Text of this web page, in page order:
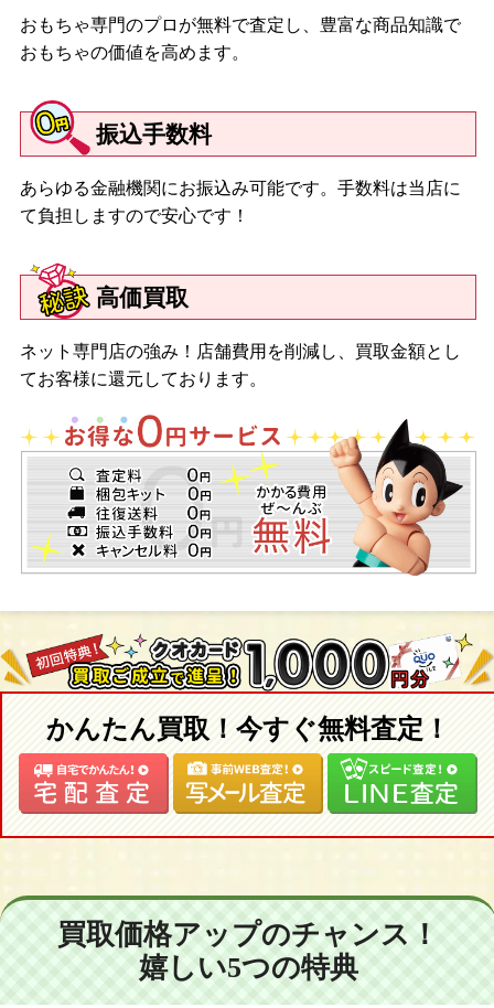
おもちゃ専門のプロが無料で査定し、豊富な商品知識で
おもちゃの価値を高めます。
振込手数料
あらゆる金融機関にお振込み可能です。手数料は当店に
て負担しますので安心です！
高価買取
ネット専門店の強み！店舗費用を削減し、買取金額とし
てお客様に還元しております。
かんたん買取！今すぐ無料査定！
買取価格アップのチャンス！
嬉しい5つの特典